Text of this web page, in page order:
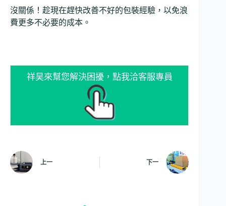
沒關係！趁現在趕快改善不好的包裝經驗，以免浪
費更多不必要的成本。
祥昊來幫您解決困擾，點我洽客服專員
上一 下一